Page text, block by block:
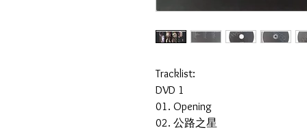
Tracklist:
DVD 1
01. Opening
02. 公路之星